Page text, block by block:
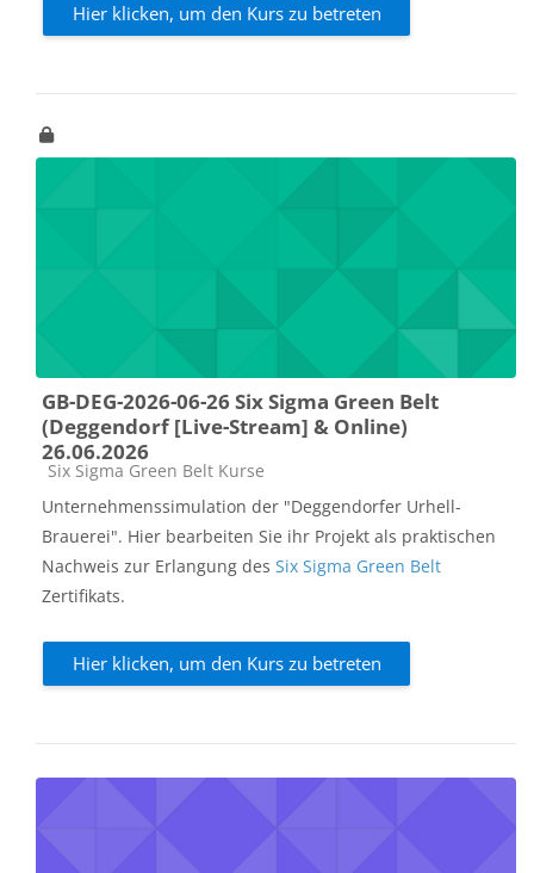
Hier klicken, um den Kurs zu betreten
GB-DEG-2026-06-26 Six Sigma Green Belt
(Deggendorf [Live-Stream] & Online)
26.06.2026
Kursbereich
Six Sigma Green Belt Kurse
Unternehmenssimulation der "Deggendorfer Urhell-
Brauerei". Hier bearbeiten Sie ihr Projekt als praktischen
Nachweis zur Erlangung des Six Sigma Green Belt
Zertifikats.
Hier klicken, um den Kurs zu betreten